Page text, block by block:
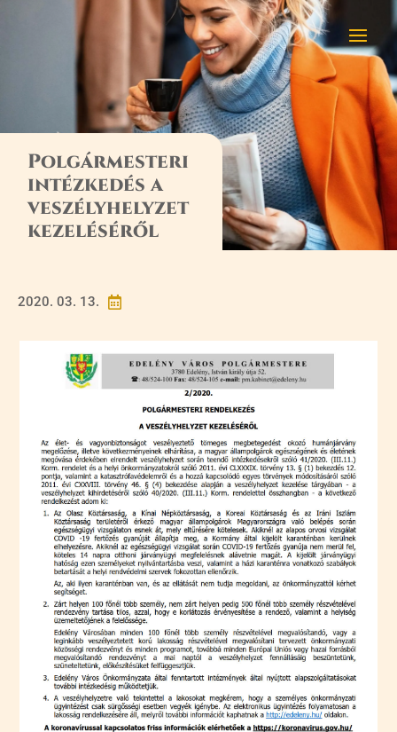
Polgármesteri
intézkedés a
veszélyhelyzet
kezeléséről

2020. 03. 13.